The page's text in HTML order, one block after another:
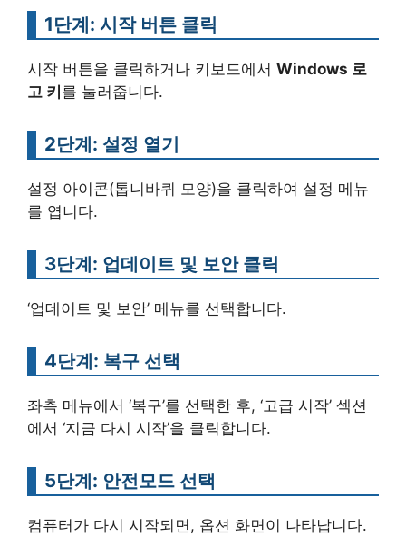
1단계: 시작 버튼 클릭
시작 버튼을 클릭하거나 키보드에서 Windows 로
고 키를 눌러줍니다.
2단계: 설정 열기
설정 아이콘(톱니바퀴 모양)을 클릭하여 설정 메뉴
를 엽니다.
3단계: 업데이트 및 보안 클릭
‘업데이트 및 보안’ 메뉴를 선택합니다.
4단계: 복구 선택
좌측 메뉴에서 ‘복구’를 선택한 후, ‘고급 시작’ 섹션
에서 ‘지금 다시 시작’을 클릭합니다.
5단계: 안전모드 선택
컴퓨터가 다시 시작되면, 옵션 화면이 나타납니다.